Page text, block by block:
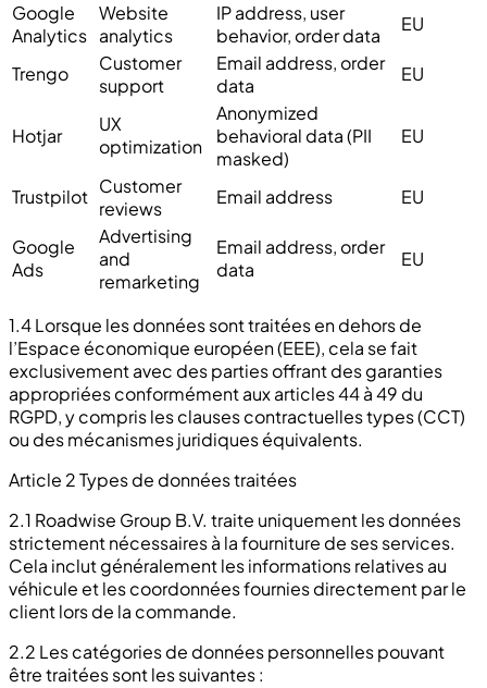
Google
Analytics
Website
analytics
IP address, user
behavior, order data
EU
Trengo
Customer
support
Email address, order
data
EU
Hotjar
UX
optimization
Anonymized
behavioral data (PII
masked)
EU
Trustpilot Customer
reviews
Email address EU
Google
Ads
Advertising
and
remarketing
Email address, order
data
EU
1.4Lorsque les données sont traitées en dehors de
l’Espace économique européen (EEE), cela se fait
exclusivement avec des parties offrant des garanties
appropriées conformément aux articles 44 à 49 du
RGPD, y compris les clauses contractuelles types (CCT)
ou des mécanismes juridiques équivalents.
Article 2 Types de données traitées
2.1 Roadwise Group B.V. traite uniquement les données
strictement nécessaires à la fourniture de ses services.
Cela inclut généralement les informations relatives au
véhicule et les coordonnées fournies directement par le
client lors de la commande.
2.2 Les catégories de données personnelles pouvant
être traitées sont les suivantes :